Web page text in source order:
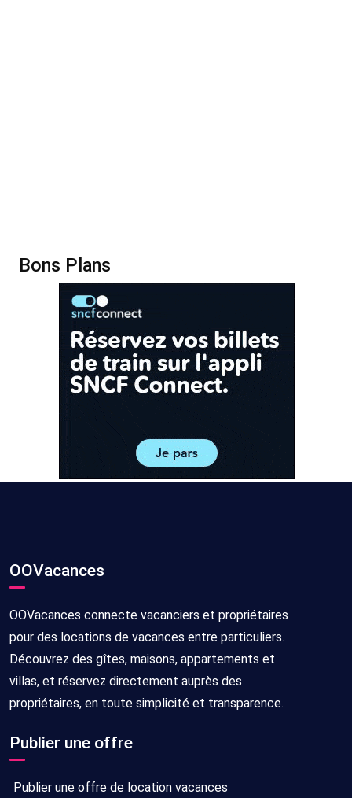
Bons Plans
OOVacances
OOVacances connecte vacanciers et propriétaires
pour des locations de vacances entre particuliers.
Découvrez des gîtes, maisons, appartements et
villas, et réservez directement auprès des
propriétaires, en toute simplicité et transparence.
Publier une offre
Publier une offre de location vacances